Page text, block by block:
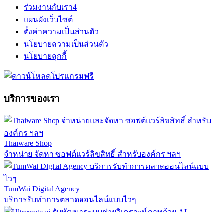
ร่วมงานกับเรา4
แผนผังเว็บไซต์
ตั้งค่าความเป็นส่วนตัว
นโยบายความเป็นส่วนตัว
นโยบายคุกกี้
บริการของเรา
Thaiware Shop
จำหน่าย จัดหา ซอฟต์แวร์ลิขสิทธิ์ สำหรับองค์กร ฯลฯ
TumWai Digital Agency
บริการรับทำการตลาดออนไลน์แบบไวๆ